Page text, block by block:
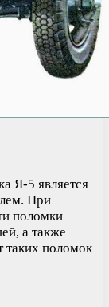
Я-5 является
При
поломки
а также
таких поломок